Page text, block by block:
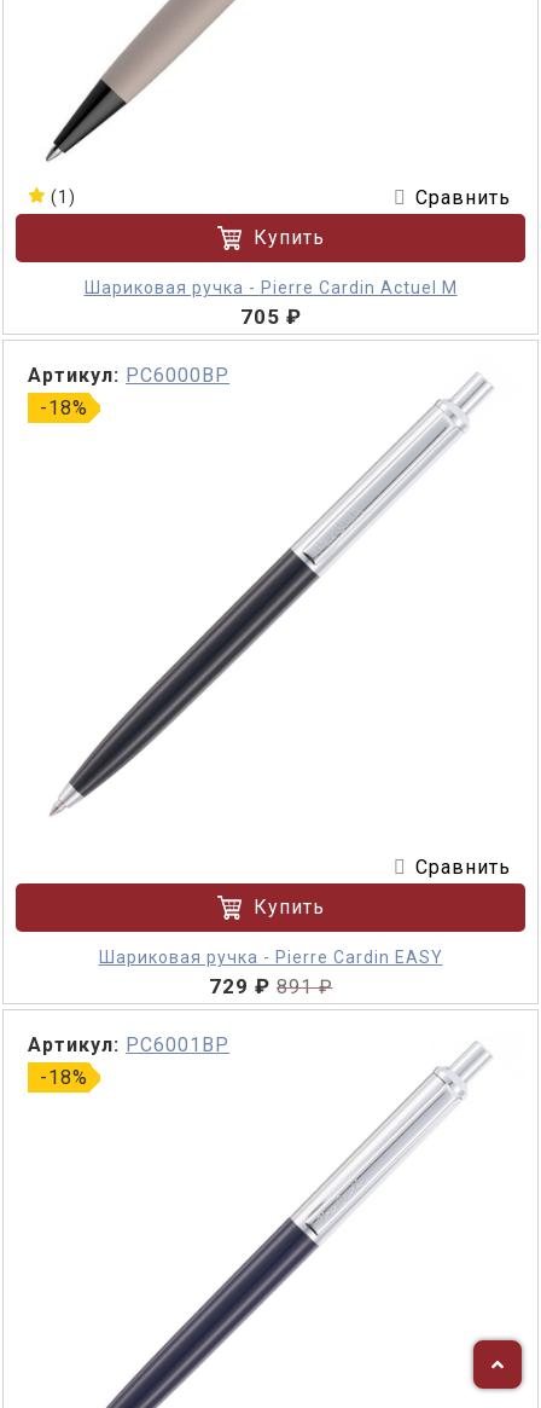
(1)
Сравнить
Купить
Шариковая ручка - Pierre Cardin Actuel M
705 ₽
-18%
Артикул: PC6000BP
Сравнить
Купить
Шариковая ручка - Pierre Cardin EASY
729 ₽ 891 ₽
-18%
Артикул: PC6001BP